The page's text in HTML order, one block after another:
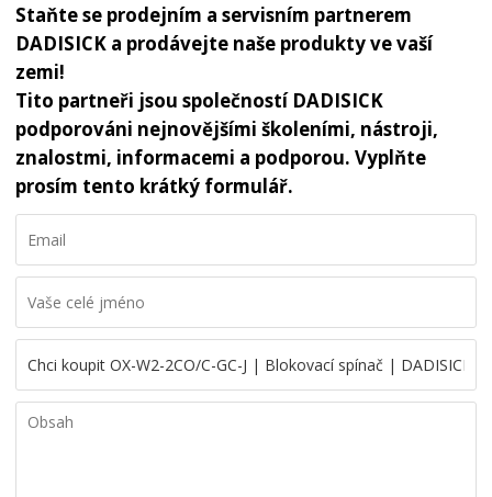
Staňte se prodejním a servisním partnerem
DADISICK a prodávejte naše produkty ve vaší
zemi!
Tito partneři jsou společností DADISICK
podporováni nejnovějšími školeními, nástroji,
znalostmi, informacemi a podporou. Vyplňte
prosím tento krátký formulář.